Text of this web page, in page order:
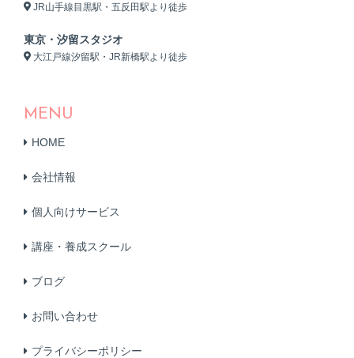
JR山手線目黒駅・五反田駅より徒歩
東京・汐留スタジオ
大江戸線汐留駅・JR新橋駅より徒歩
MENU
HOME
会社情報
個人向けサービス
講座・養成スクール
ブログ
お問い合わせ
プライバシーポリシー